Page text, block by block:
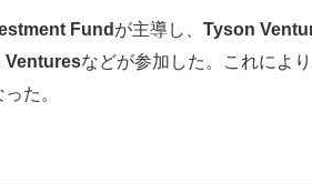
Fund が主導し、 Tyson
Venturesなどが参加した。これによ
た。